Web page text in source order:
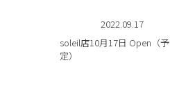
2022.09.17
soleil店10月17日 Open（予
定）